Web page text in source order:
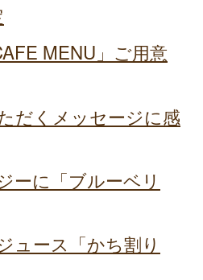
MENU」ご用意
だくメッセージに感
ーに「ブルーベリ
ュース「かち割り